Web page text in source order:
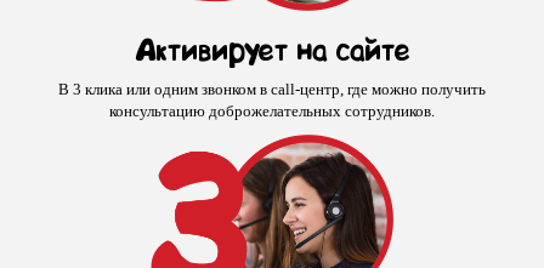
Активирует на сайте
В 3 клика или одним звонком в call-центр, где можно получить
консультацию доброжелательных сотрудников.